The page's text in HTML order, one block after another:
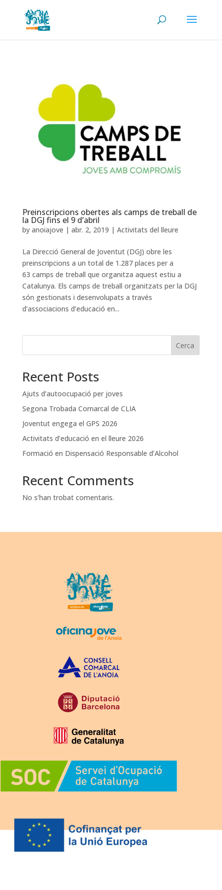
Preinscripcions obertes als camps de treball de
la DGJ fins el 9 d’abril
by anoiajove | abr. 2, 2019 | Activitats del lleure
La Direcció General de Joventut (DGJ) obre les
preinscripcions a un total de 1.287 places per a
63 camps de treball que organitza aquest estiu a
Catalunya. Els camps de treball organitzats per la DGJ
són gestionats i desenvolupats a través
d’associacions d’educació en...
Cerca
Recent Posts
Ajuts d’autoocupació per joves
Segona Trobada Comarcal de CLIA
Joventut engega el GPS 2026
Activitats d’educació en el lleure 2026
Formació en Dispensació Responsable d’Alcohol
Recent Comments
No s'han trobat comentaris.